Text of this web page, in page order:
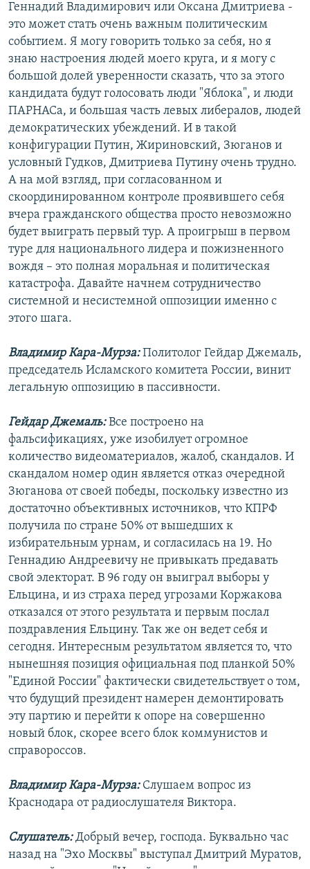
Геннадий Владимирович или Оксана Дмитриева -
это может стать очень важным политическим
событием. Я могу говорить только за себя, но я
знаю настроения людей моего круга, и я могу с
большой долей уверенности сказать, что за этого
кандидата будут голосовать люди "Яблока", и люди
ПАРНАСа, и большая часть левых либералов, людей
демократических убеждений. И в такой
конфигурации Путин, Жириновский, Зюганов и
условный Гудков, Дмитриева Путину очень трудно.
А на мой взгляд, при согласованном и
скоординированном контроле проявившего себя
вчера гражданского общества просто невозможно
будет выиграть первый тур. А проигрыш в первом
туре для национального лидера и пожизненного
вождя – это полная моральная и политическая
катастрофа. Давайте начнем сотрудничество
системной и несистемной оппозиции именно с
этого шага.
Владимир Кара-Мурза:Политолог Гейдар Джемаль,
председатель Исламского комитета России, винит
легальную оппозицию в пассивности.
Гейдар Джемаль:Все построено на
фальсификациях, уже изобилует огромное
количество видеоматериалов, жалоб, скандалов. И
скандалом номер один является отказ очередной
Зюганова от своей победы, поскольку известно из
достаточно объективных источников, что КПРФ
получила по стране 50% от вышедших к
избирательным урнам, и согласилась на 19. Но
Геннадию Андреевичу не привыкать предавать
свой электорат. В 96 году он выиграл выборы у
Ельцина, и из страха перед угрозами Коржакова
отказался от этого результата и первым послал
поздравления Ельцину. Так же он ведет себя и
сегодня. Интересным результатом является то, что
нынешняя позиция официальная под планкой 50%
"Единой России" фактически свидетельствует о том,
что будущий президент намерен демонтировать
эту партию и перейти к опоре на совершенно
новый блок, скорее всего блок коммунистов и
справороссов.
Владимир Кара-Мурза:Слушаем вопрос из
Краснодара от радиослушателя Виктора.
Слушатель:Добрый вечер, господа. Буквально час
назад на "Эхо Москвы" выступал Дмитрий Муратов,